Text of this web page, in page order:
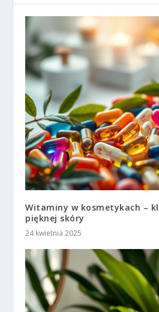
Witaminy w kosmetykach –
pięknej skóry
24 kwietnia 2025